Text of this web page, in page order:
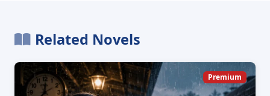
Related Novels
Premium